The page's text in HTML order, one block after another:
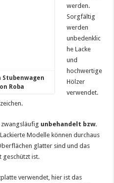
Stubenwagen
Roba
werden.
Sorgfältig
werden
unbedenklic
he Lacke
und
hochwertige
Hölzer
verwendet.
zwangsläufig unbehandelt bzw.
Modelle können durchaus
glatter sind und das
geschützt ist.
verwendet, hier ist das